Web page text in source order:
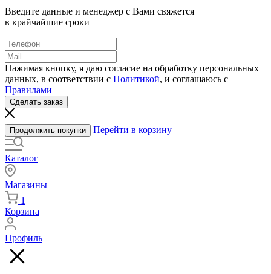
Введите данные и менеджер с Вами свяжется
в крайчайшие сроки
Нажимая кнопку, я даю согласие на обработку персональных
данных, в соответствии с Политикой, и соглашаюсь с
Правилами
Сделать заказ
Продолжить покупки Перейти в корзину
Каталог
Магазины
1
Корзина
Профиль